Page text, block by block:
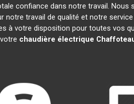
confiance dans notre travail.
travail de qualité et notre
à votre disposition pour toutes vos
chaudière électrique